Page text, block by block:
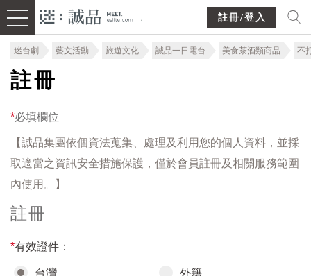
註冊/登入
迷台劇 藝文活動 旅遊文化 誠品一日電台 美食茶酒類商品 不
註冊
*必填欄位
【誠品集團依個資法蒐集、處理及利用您的個人資料，並採
取適當之資訊安全措施保護，僅於會員註冊及相關服務範圍
內使用。】
註冊
*有效證件：
台灣 外籍